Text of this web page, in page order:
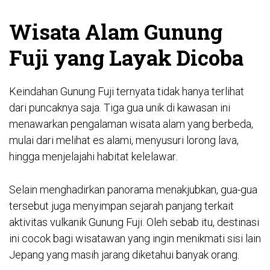
Wisata Alam Gunung
Fuji yang Layak Dicoba
Keindahan Gunung Fuji ternyata tidak hanya terlihat
dari puncaknya saja. Tiga gua unik di kawasan ini
menawarkan pengalaman wisata alam yang berbeda,
mulai dari melihat es alami, menyusuri lorong lava,
hingga menjelajahi habitat kelelawar.
Selain menghadirkan panorama menakjubkan, gua-gua
tersebut juga menyimpan sejarah panjang terkait
aktivitas vulkanik Gunung Fuji. Oleh sebab itu, destinasi
ini cocok bagi wisatawan yang ingin menikmati sisi lain
Jepang yang masih jarang diketahui banyak orang.